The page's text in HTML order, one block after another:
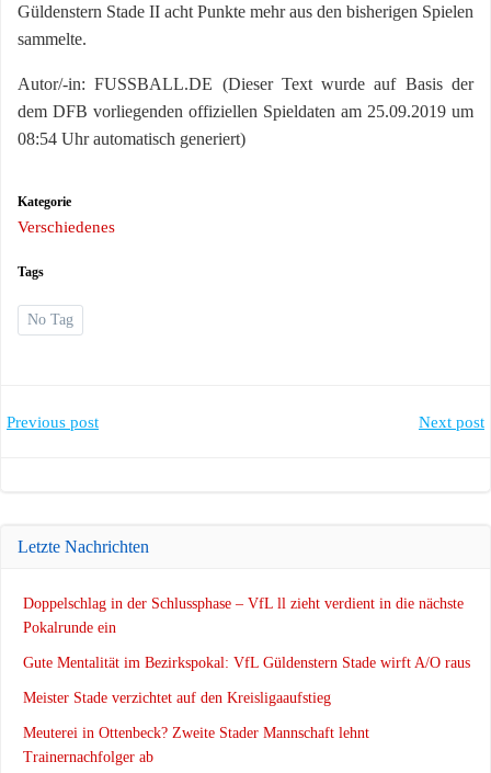
Güldenstern Stade II acht Punkte mehr aus den bisherigen Spielen
sammelte.
Autor/-in: FUSSBALL.DE (Dieser Text wurde auf Basis der
dem DFB vorliegenden offiziellen Spieldaten am 25.09.2019 um
08:54 Uhr automatisch generiert)
Kategorie
Verschiedenes
Tags
No Tag
Post
Previous post Next post
Letzte Nachrichten
Doppelschlag in der Schlussphase – VfL ll zieht verdient in die nächste
Pokalrunde ein
Gute Mentalität im Bezirkspokal: VfL Güldenstern Stade wirft A/O raus
Meister Stade verzichtet auf den Kreisligaaufstieg
Meuterei in Ottenbeck? Zweite Stader Mannschaft lehnt
Trainernachfolger ab